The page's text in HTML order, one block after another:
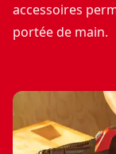
accessoires
portée de main.